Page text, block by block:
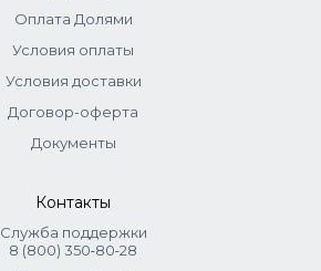
Оплата Долями
Условия оплаты
Условия доставки
Договор-оферта
Документы
Контакты
Служба поддержки
8 (800) 350‑80‑28